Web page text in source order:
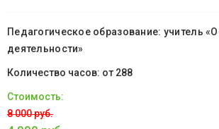
Педагогическое образование: учитель
деятельности»
от 288
8 000 руб.